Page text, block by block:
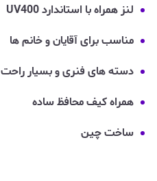
لنز همراه با استاندارد UV400
مناسب برای آقایان و خانم ها
دسته های فنری و بسیار راحت
همراه کیف محافظ ساده
ساخت چین